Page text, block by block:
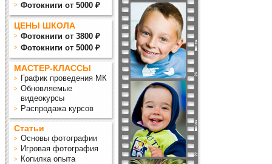
Фотокниги от 5000 ₽
ЦЕНЫ ШКОЛА
Фотокниги от 3800 ₽
Фотокниги от 5000 ₽
МАСТЕР-КЛАССЫ
График проведения МК
Обновляемые
видеокурсы
Распродажа курсов
Статьи
Основы фотографии
Игровая фотография
Копилка опыта